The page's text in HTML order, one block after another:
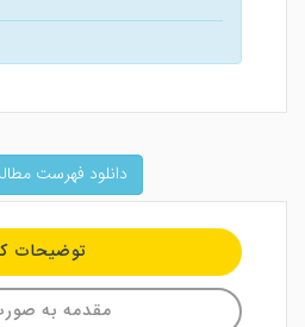
دانلود فهرست
توضیحات
مقدمه به